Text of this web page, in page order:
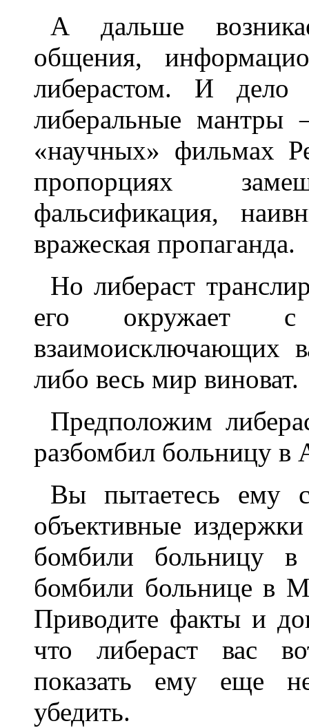
А дальше
общения,
либерастом. И
либеральные
«научных» фильмах
пропорциях
фальсификация,
вражеская пропаганда.
Но либераст
его окружает
взаимоисключающих
либо весь мир виноват.
Предположим
разбомбил больницу в
Вы пытаетесь ему
объективные
бомбили больницу в
бомбили больнице в
Приводите факты и
что либераст вас
показать ему еще
убедить.